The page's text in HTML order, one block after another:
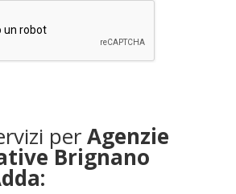
perAgenzie
Brignano